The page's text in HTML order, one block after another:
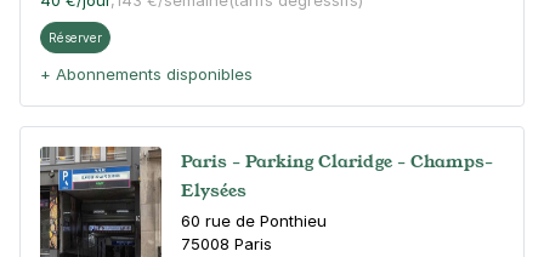
Réserver
+ Abonnements disponibles
Paris - Parking Claridge - Champs-
Elysées
60 rue de Ponthieu
75008 Paris